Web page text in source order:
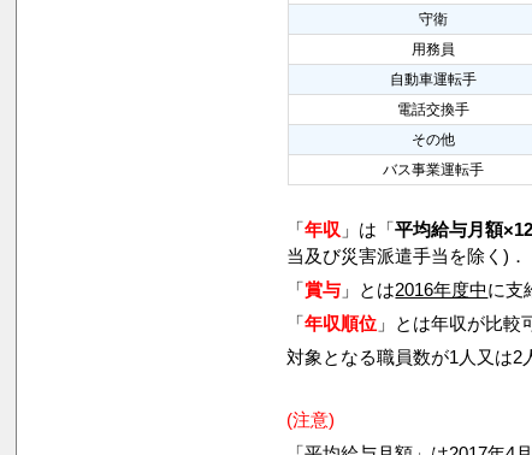
守衛
用務員
自動車運転手
電話交換手
その他
バス事業運転手
「年収 」は「平均給与月額
当及び災害派遣手当を除く)．
「賞与 」とは2016年度中に支
「年収順位 」とは年収が比較
対象となる職員数が1人又は2
(注意)